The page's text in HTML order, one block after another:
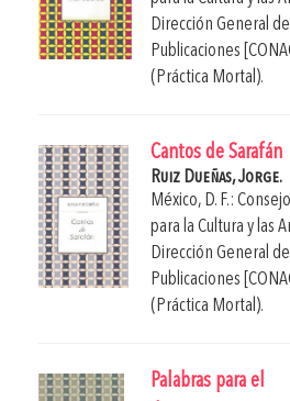
Dirección General de
Publicaciones
(Práctica Mortal).
Cantos de Sarafán
Ruiz Dueñas, Jorge.
México, D. F.:
para la Cultura y las
Dirección General de
Publicaciones
(Práctica Mortal).
Palabras para el